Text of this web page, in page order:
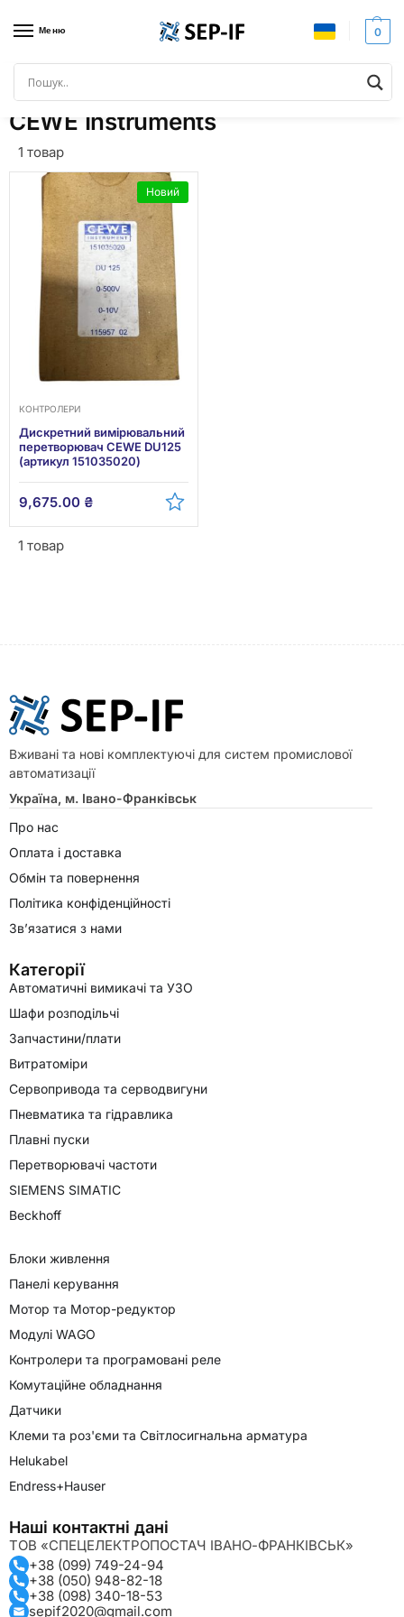
Меню 0
Головна
CEWE Instruments
1 товар
Новий
КОНТРОЛЕРИ
Дискретний вимірювальний
перетворювач CEWE DU125
(артикул 151035020)
9,675.00 ₴
1 товар
Вживані та нові комплектуючі для систем промислової
автоматизації
Україна, м. Івано-Франківськ
Про нас
Оплата і доставка
Обмін та повернення
Політика конфіденційності
Зв’язатися з нами
Категорії
Автоматичні вимикачі та УЗО
Шафи розподільчі
Запчастини/плати
Витратоміри
Сервопривода та серводвигуни
Пневматика та гідравлика
Плавні пуски
Перетворювачі частоти
SIEMENS SIMATIC
Beckhoff
Блоки живлення
Панелі керування
Мотор та Мотор-редуктор
Модулі WAGO
Контролери та програмовані реле
Комутаційне обладнання
Датчики
Клеми та роз'єми та Світлосигнальна арматура
Helukabel
Endress+Hauser
Наші контактні дані
ТОВ «СПЕЦЕЛЕКТРОПОСТАЧ ІВАНО-ФРАНКІВСЬК»
+38 (099) 749-24-94
+38 (050) 948-82-18
+38 (098) 340-18-53
sepif2020@gmail.com